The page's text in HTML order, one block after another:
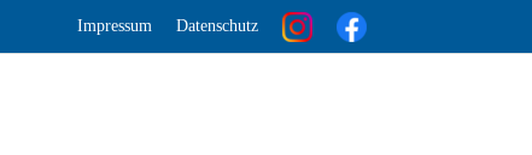
Impressum Datenschutz